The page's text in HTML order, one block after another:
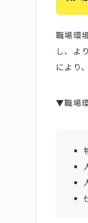
職場環
し、よ
により
▼職場